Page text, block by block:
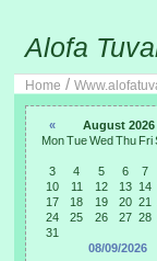
Alofa
Home /
« August 2026
Mon Tue Wed Thu Fri
3
4 5 6 7
10
11 12 13 14
17
18 19 20 21
24
25 26 27 28
31
08/09/2026